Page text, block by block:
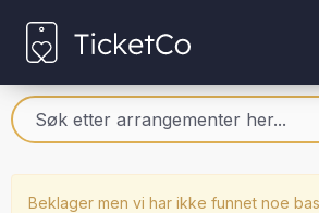
Beklager men vi har ikke funnet noe